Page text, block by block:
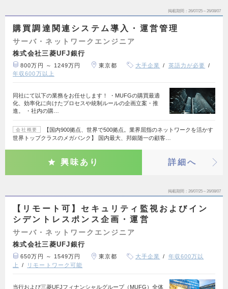
掲載期間 26/07/25～26/08/07
購買調達関連システム導入・運営管理
サーバ・ネットワークエンジニア
株式会社三菱UFJ銀行
800万円 ～ 1249万円 東京都 大手企業
英語力が必要
年収600万以上
同社にて以下の業務をお任せします！ ・MUFGの購買最適
化、効率化に向けたプロセスや統制ルールの企画立案・推
進。 ・社内の購…
会社概要
【国内900拠点、世界で500拠点。業界屈指のネットワークを活かす
世界トップクラスのメガバンク】 国内最大、邦銀随一の顧客…
興味あり 詳細へ
掲載期間 26/07/25～26/08/07
【リモート可】セキュリティ監視およびイン
シデントレスポンス企画・運営
サーバ・ネットワークエンジニア
株式会社三菱UFJ銀行
650万円 ～ 1549万円 東京都 大手企業
年収600万以
上
リモートワーク可能
当行および三菱UFJフィナンシャルグループ（MUFG）全体